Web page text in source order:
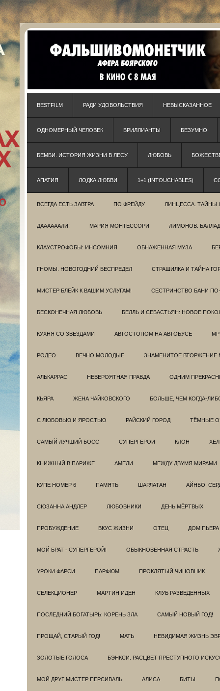
BESTFILM РАДИ УДОВОЛЬСТВИЯ НЕВЫСКАЗАННОЕ
ОДНОМЕРНЫЙ ЧЕЛОВЕК БРИЛЛИАНТЫ БЕЗУМНО
БЕМБИ. ИСТОРИЯ ЖИЗНИ В ЛЕСУ ЛЮБОВЬ
АПАТИЯ ЛОДКА ЛЮБВИ 1+1 (INTOUCHABLES)
ВСЕГДА ЕСТЬ ЗАВТРА ПО ФРЕЙДУ ЛИНЦЕССА. ТАЙНЫ
ДААААААЛИ! МАРИЯ МОНТЕССОРИ ЛИМОНОВ.
КЛАУСТРОФОБЫ: ИНСОМНИЯ ОБНАЖЕННАЯ МУЗА
ГНОМЫ. НОВОГОДНИЙ БЕСПРЕДЕЛ СТРАШИЛКА И ТАЙНА
МИСТЕР БЛЕЙК К ВАШИМ УСЛУГАМ! СЕСТРИНСТВО БАНИ
БЕСКОНЕЧНАЯ ЛЮБОВЬ БЕЛЛЬ И СЕБАСТЬЯН: НОВОЕ
КУХНЯ СО ЗВЁЗДАМИ АВТОСТОПОМ НА АВТОБУСЕ
РОДЕО ВЕЧНО МОЛОДЫЕ ЗНАМЕНИТОЕ ВТОРЖЕНИЕ
АЛЬКАРРАС НЕВЕРОЯТНАЯ ПРАВДА ОДНИМ
КЬЯРА ЖЕНА ЧАЙКОВСКОГО БОЛЬШЕ, ЧЕМ КОГДА-
С ЛЮБОВЬЮ И ЯРОСТЬЮ РАЙСКИЙ ГОРОД ТЁМНЫЕ
САМЫЙ ЛУЧШИЙ БОСС СУПЕРГЕРОИ КЛОН
КНИЖНЫЙ В ПАРИЖЕ АМЕЛИ МЕЖДУ ДВУМЯ МИРАМИ
КУПЕ НОМЕР 6 ПАМЯТЬ ШАРЛАТАН АЙНБО.
СЮЗАННА АНДЛЕР ЛЮБОВНИКИ ДЕНЬ МЁРТВЫХ
ПРОБУЖДЕНИЕ ВКУС ЖИЗНИ ОТЕЦ ДОМ ПЬЕРА
МОЙ БРАТ - СУПЕРГЕРОЙ! ОБЫКНОВЕННАЯ СТРАСТЬ
УРОКИ ФАРСИ ПАРФЮМ ПРОКЛЯТЫЙ ЧИНОВНИК
СЕЛЕКЦИОНЕР МАРТИН ИДЕН КЛУБ РАЗВЕДEННЫХ
ПОСЛЕДНИЙ БОГАТЫРЬ: КОРЕНЬ ЗЛА САМЫЙ НОВЫЙ ГОД!
ПРОЩАЙ, СТАРЫЙ ГОД! МАТЬ НЕВИДИМАЯ ЖИЗНЬ
ЗОЛОТЫЕ ГОЛОСА БЭНКСИ. РАСЦВЕТ ПРЕСТУПНОГО
МОЙ ДРУГ МИСТЕР ПЕРСИВАЛЬ АЛИСА БИТЫ